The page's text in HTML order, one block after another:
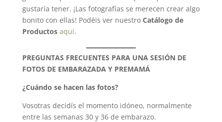
gustaría tener. ¡Las fotografías se merecen crear algo
bonito con ellas! Podéis ver nuestro Catálogo de
Productos aquí.
PREGUNTAS FRECUENTES PARA UNA SESIÓN DE
FOTOS DE EMBARAZADA Y PREMAMÁ
¿Cuándo se hacen las fotos?
Vosotras decidís el momento idóneo, normalmente
entre las semanas 30 y 36 de embarazo.